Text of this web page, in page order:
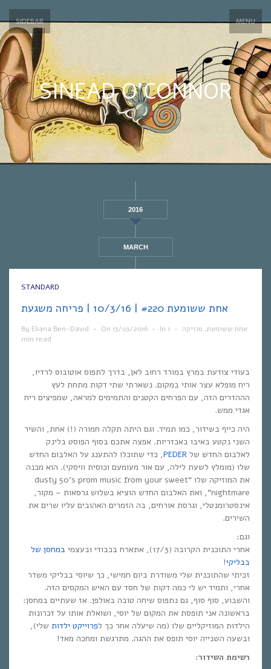
SIDEBAR MENU
SINEAD O’CONNOR
2016
MARCH
STANDARD
אחת ששומעת #220 | 10/3/16 | פריחה משגעת
By Eliana Ben-David • On 13/03/2016 • In אחת ששומעת, מוזיקה •
1
min read
בעודי צודעת במרץ במורד רחוב לאן, בדרך לתפוס אוטובוס לרדיו,
ריח מופלא עצר אותי במקום. נשארתי שתי דקות מתחת לעץ
הההדרים הזה, עם הפרחים הקטנים והתמימים למראה, שמפיצים ריח
אגדי ממש.
היה כייף בשידור, כמו תמיד. וגם היתה תקלה חמורה (!) אחת, והשיר
השני נקטע באיבו באכזריות. אפצה אתכם בסוף הפוסט בלינק
לאלבום החדש של PEDER, כדי שתוכלו להתענג על האלבום החדש
שלו (מומלץ לשעת לילה, עם אור מעומעם וכוסית וויסקי). הוא מכנה
את המוזיקה שלו “dusty 50’s prom music from your sweet
nightmare”, ואת האלבום החדש הוציא בשלוש גרסאות – מקור,
אינסטרומנטלי, וגרסת אורחים, בה הזמרים האהובים עליו שרים את
השירים.
וגם:
אחרי התוכנית הקרובה (17/3), אתארח בכבודי ובעצמי
במחסן של
בבליקי!
זכיתי שהתוכנית שלי משודרת ביום חמישי, כך שיוסי בבליקי משדר
אחרי, ותמיד יש לי כמה דקות של חסד עם האיש המקסים הזה.
והשבוע, סוף סוף, גם נתפוס שיחה טובה באולפן. אז שעתיים במחסן:
בראשונה אני תופסת את המקום של יוסי, ושואלת אותו על זכרונות
הילדות המוזיקליים שלו (מה שיעלה אחר כך לפרוייקט ילדות שלי),
ובשעה השנייה יוסי תופס את ההגה. מתרגשת ומחכה מאד!
רשימת השידור: